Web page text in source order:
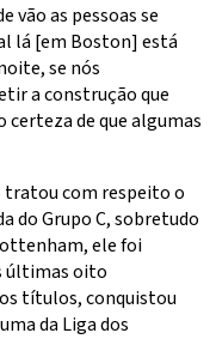
vão as pessoas se
lá [em Boston] está
se nós
a construção que
certeza de que algumas
tratou com respeito o
do Grupo C, sobretudo
ele foi
últimas oito
títulos, conquistou
da Liga dos